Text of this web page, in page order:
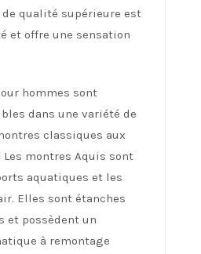
qualité supérieure est
et offre une sensation
hommes sont
dans une variété de
classiques aux
montres Aquis sont
aquatiques et les
Elles sont étanches
et possèdent un
à remontage